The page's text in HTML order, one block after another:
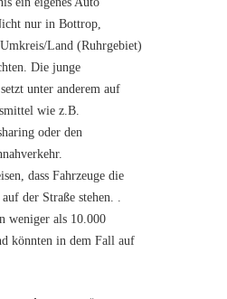
nur in Bottrop,
Land (Ruhrgebiet)
Die junge
unter anderem auf
wie z.B.
oder den
dass Fahrzeuge die
der Straße stehen. .
weniger als 10.000
könnten in dem Fall auf